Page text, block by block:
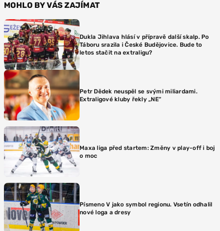
MOHLO BY VÁS ZAJÍMAT
Dukla Jihlava hlásí v přípravě další skalp. Po
Táboru srazila i České Budějovice. Bude to
letos stačit na extraligu?
Petr Dědek neuspěl se svými miliardami.
Extraligové kluby řekly „NE“
Maxa liga před startem: Změny v play-off i boj
o moc
Písmeno V jako symbol regionu. Vsetín odhalil
nové loga a dresy